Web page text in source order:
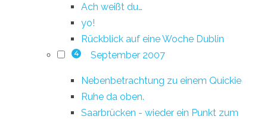
Ach weißt du…
yo!
Rückblick auf eine Woche Dublin
4 September 2007
Nebenbetrachtung zu einem Quickie
Ruhe da oben.
Saarbrücken - wieder ein Punkt zum